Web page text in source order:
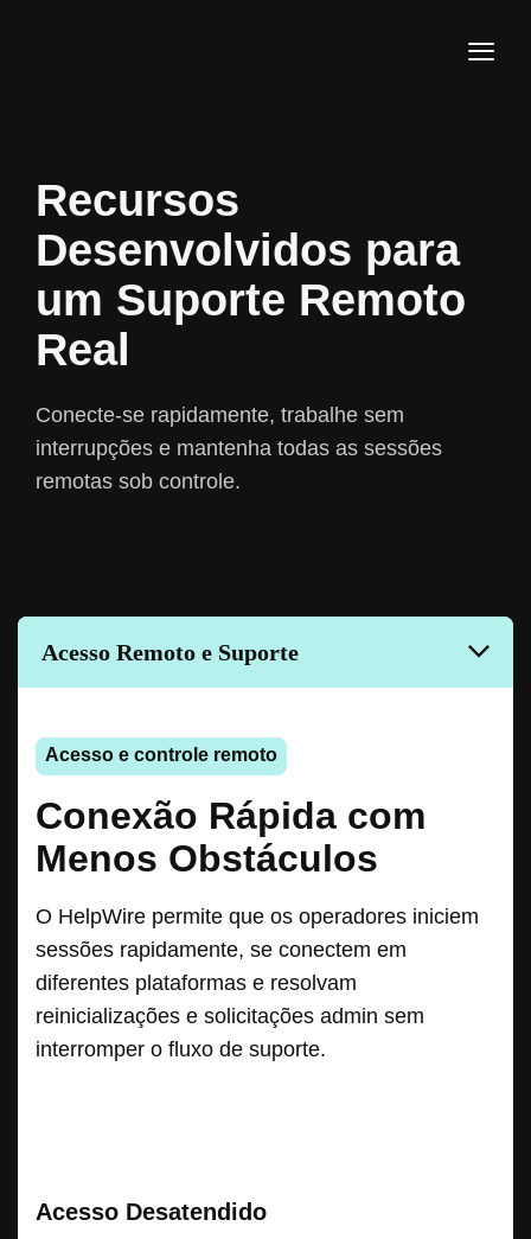
Recursos
Desenvolvidos para
um Suporte Remoto
Real
Conecte-se rapidamente, trabalhe sem
interrupções e mantenha todas as sessões
remotas sob controle.
Acesso Remoto e Suporte
Acesso e controle remoto
Conexão Rápida com
Menos Obstáculos
O HelpWire permite que os operadores iniciem
sessões rapidamente, se conectem em
diferentes plataformas e resolvam
reinicializações e solicitações admin sem
interromper o fluxo de suporte.
Acesso Desatendido